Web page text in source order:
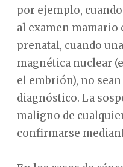
por ejemplo,
al examen
prenatal, cuando
magnética nuclear
el embrión), no
diagnóstico. La
maligno de
confirmarse